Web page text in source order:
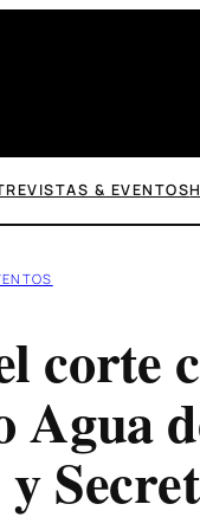
& EVENTOS
corte
Agua